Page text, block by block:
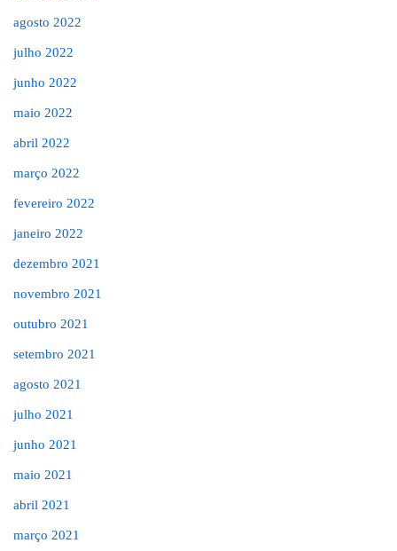
agosto 2022
julho 2022
junho 2022
maio 2022
abril 2022
março 2022
fevereiro 2022
janeiro 2022
dezembro 2021
novembro 2021
outubro 2021
setembro 2021
agosto 2021
julho 2021
junho 2021
maio 2021
abril 2021
março 2021